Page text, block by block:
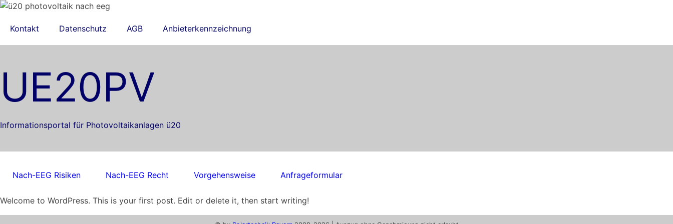
Kontakt Datenschutz AGB Anbieterkennzeichnung
UE20PV
Informationsportal für Photovoltaikanlagen ü20
Nach-EEG Risiken Nach-EEG Recht Vorgehensweise Anfrageformular
Welcome to WordPress. This is your first post. Edit or delete it, then start writing!